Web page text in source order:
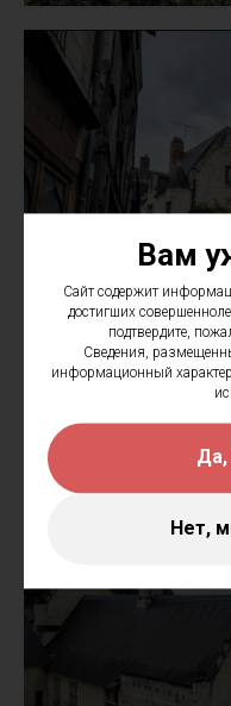
Вам
Сайт содержит
достигших
подтвердите,
Сведения,
информационный
Да,
Нет,